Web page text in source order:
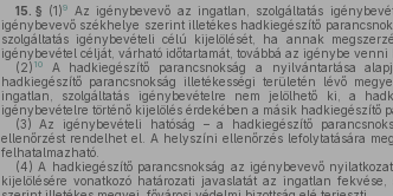
15. § (1)9
Az igénybevevő az ingatlan, szolgáltatás
igénybevevő székhelye szerint illetékes hadkiegészítő
szolgáltatás igénybevételi célú kijelölését, ha annak
igénybevétel célját, várható időtartamát, továbbá az igénybe
(2) 10A hadkiegészítő parancsnokság a nyilvántartása
hadkiegészítő parancsnokság illetékességi területén lévő
ingatlan, szolgáltatás igénybevételre nem jelölhető ki, a
igénybevételre történő kijelölés érdekében a másik hadkiegészítő
(3) Az igénybevételi hatóság – a hadkiegészítő
ellenőrzést rendelhet el. A helyszíni ellenőrzés lefolytatására
felhatalmazható.
(4) A hadkiegészítő parancsnokság az igénybevevő
kijelölésére vonatkozó határozati javaslatát az ingatlan